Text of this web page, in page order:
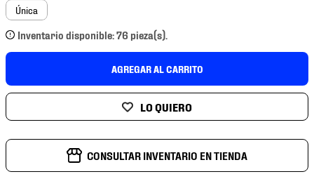
Única
Inventario disponible: 76 pieza(s).
AGREGAR AL CARRITO
CONSULTAR INVENTARIO EN TIENDA
5.
mochila
6.
jersey
8.
chivas
10. tenis nike